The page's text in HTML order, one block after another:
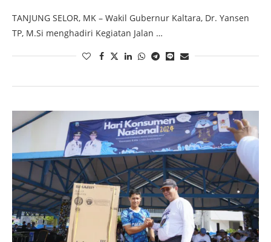
TANJUNG SELOR, MK – Wakil Gubernur Kaltara, Dr. Yansen
TP, M.Si menghadiri Kegiatan Jalan …